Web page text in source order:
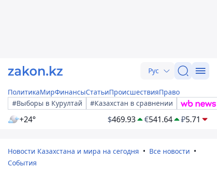
Рус
ПолитикаМирФинансыСтатьиПроисшествияПраво
#Выборы в Курултай
#Казахстан в сравнении
+24° $469.93 €541.64 ₽5.71
Новости Казахстана и мира на сегодня
Все новости
События